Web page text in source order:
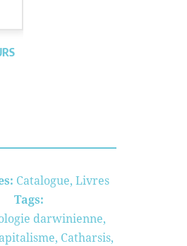
Catalogue, Livres
Tags:
darwinienne,
, Catharsis,